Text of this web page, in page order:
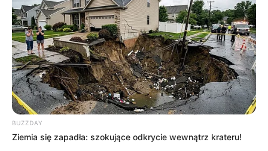
empik.com–49,99 zł
dvdmax.pl–53,99 zł
BUZZDAY
Ziemia się zapadła: szokujące odkrycie wewnątrz krateru!